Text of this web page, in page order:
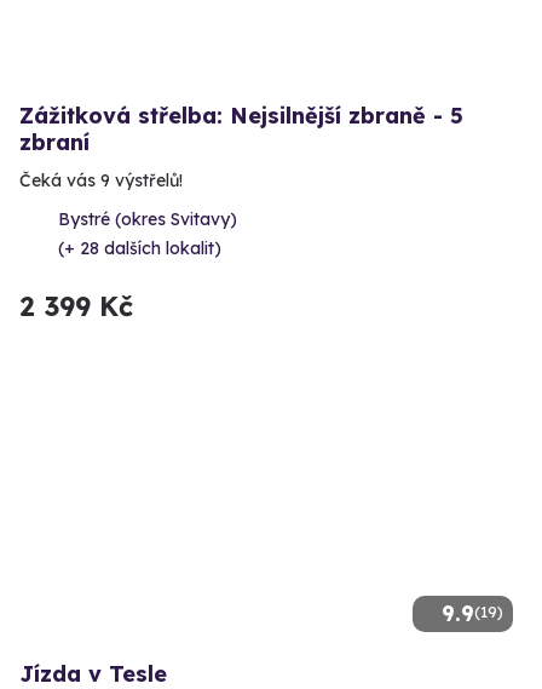
Zážitková střelba: Nejsilnější zbraně - 5
zbraní
Čeká vás 9 výstřelů!
Bystré (okres Svitavy)
(+ 28 dalších lokalit)
2 399 Kč
9.9(19)
Jízda v Tesle